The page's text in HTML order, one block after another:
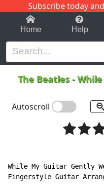
Subscribe today
1-9 C
Home Help
The Beatles-
Autoscroll
While My Guitar Gently
Fingerstyle Guitar